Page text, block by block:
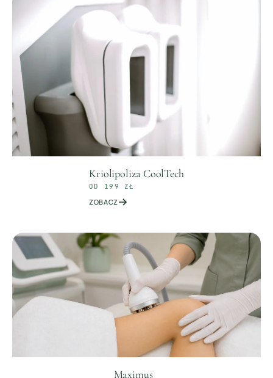
Kriolipoliza CoolTech
OD 199 ZŁ
ZOBACZ
Maximus